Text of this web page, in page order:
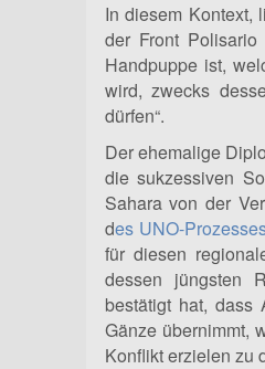
In diesem Kontext,
der Front
Handpuppe ist,
wird, zwecks
dürfen“.
Der ehemalige
die sukzessiven
Sahara von der
des UNO-
für diesen
dessen jüngsten
bestätigt hat, dass
Gänze übernimmt,
Konflikt